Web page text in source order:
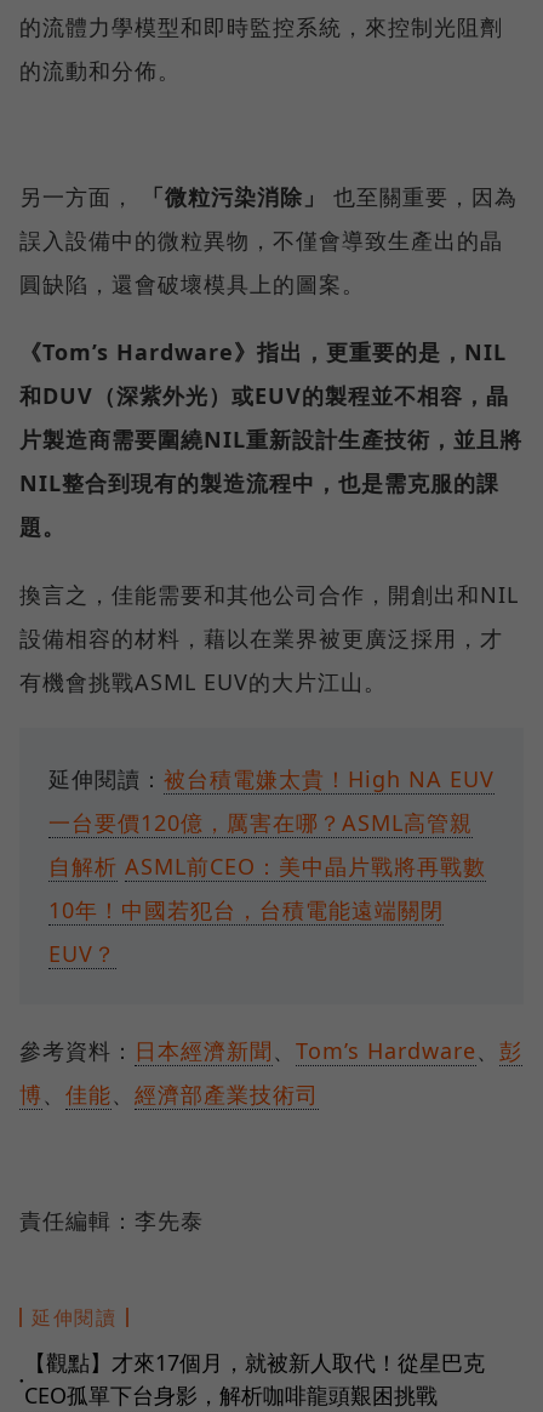
的流體力學模型和即時監控系統，來控制光阻劑
的流動和分佈。
另一方面， 「微粒污染消除」
也至關重要，因為
誤入設備中的微粒異物，不僅會導致生產出的晶
圓缺陷，還會破壞模具上的圖案。
《Tom’s Hardware》指出，更重要的是，NIL
和DUV（深紫外光）或EUV的製程並不相容，晶
片製造商需要圍繞NIL重新設計生產技術，並且將
NIL整合到現有的製造流程中，也是需克服的課
題。
換言之，佳能需要和其他公司合作，開創出和NIL
設備相容的材料，藉以在業界被更廣泛採用，才
有機會挑戰ASML EUV的大片江山。
延伸閱讀： 被台積電嫌太貴！High NA EUV
一台要價120億，厲害在哪？ASML高管親
自解析 ASML前CEO：美中晶片戰將再戰數
10年！中國若犯台，台積電能遠端關閉
EUV？
參考資料： 日本經濟新聞、 Tom’s Hardware、 彭
博、 佳能、 經濟部產業技術司
責任編輯：李先泰
延伸閱讀
●
【觀點】才來17個月，就被新人取代！從星巴克
CEO孤單下台身影，解析咖啡龍頭艱困挑戰